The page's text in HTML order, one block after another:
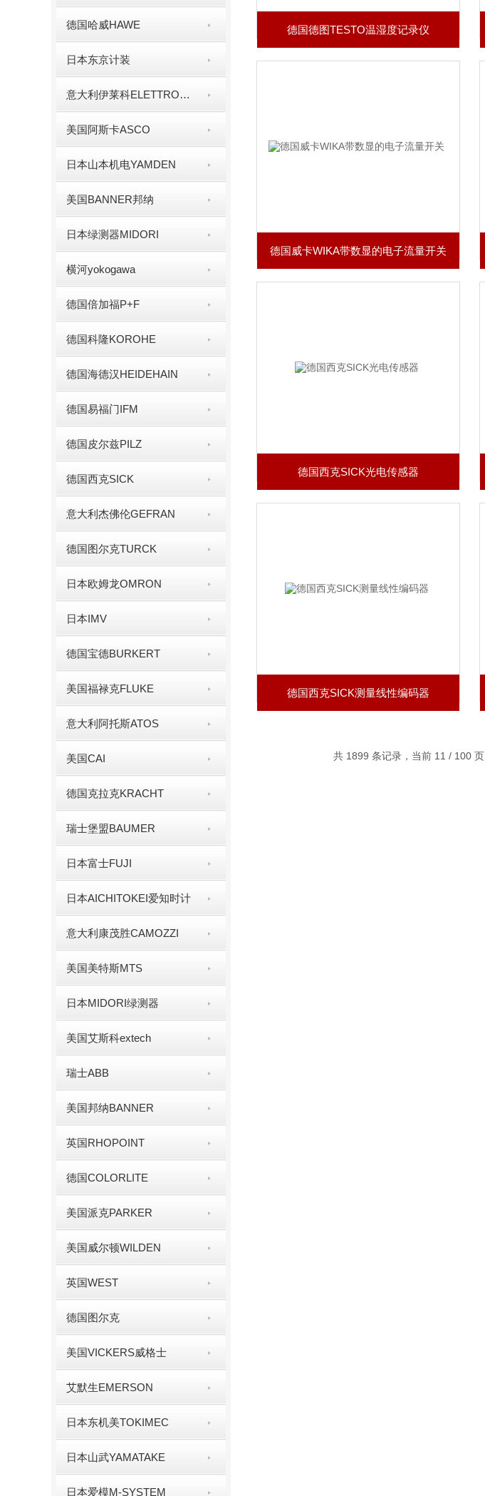
德国哈威HAWE
日本东京计装
意大利伊莱科ELETTROCE
美国阿斯卡ASCO
日本山本机电YAMDEN
美国BANNER邦纳
日本绿测器MIDORI
横河yokogawa
德国倍加福P+F
德国科隆KOROHE
德国海德汉HEIDEHAIN
德国易福门IFM
德国皮尔兹PILZ
德国西克SICK
意大利杰佛伦GEFRAN
德国图尔克TURCK
日本欧姆龙OMRON
日本IMV
德国宝德BURKERT
美国福禄克FLUKE
意大利阿托斯ATOS
美国CAI
德国克拉克KRACHT
瑞士堡盟BAUMER
日本富士FUJI
日本AICHITOKEI爱知时计
意大利康茂胜CAMOZZI
美国美特斯MTS
日本MIDORI绿测器
美国艾斯科extech
瑞士ABB
美国邦纳BANNER
英国RHOPOINT
德国COLORLITE
美国派克PARKER
美国威尔顿WILDEN
英国WEST
德国图尔克
美国VICKERS威格士
艾默生EMERSON
日本东机美TOKIMEC
日本山武YAMATAKE
日本爱模M-SYSTEM
德国德图TESTO温湿度记录仪
德国威卡WIKA带数显的电子流量开关
德国西克SICK光电传感器
德国西克SICK测量线性编码器
共 1899 条记录，当前 11 / 100 页